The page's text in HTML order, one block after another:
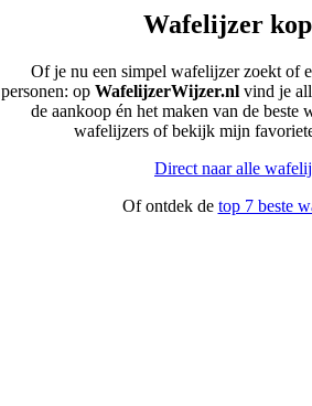
Wafelijzer
Of je nu een simpel wafelijzer zoekt of
personen: op WafelijzerWijzer.nl vind je
de aankoop én het maken van de beste
wafelijzers of bekijk mijn
Direct naar alle
Of ontdek de top 7 beste